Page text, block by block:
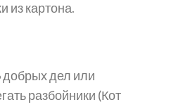
из картона.
добрых дел или
разбойники (Кот